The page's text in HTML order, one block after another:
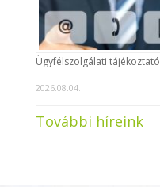
Ügyfélszolgálati tájékoztató
2026.08.04.
További híreink